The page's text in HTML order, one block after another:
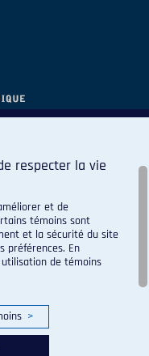
respecter la vie
et de
témoins sont
et la sécurité du site
préférences. En
de témoins
>